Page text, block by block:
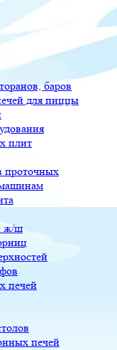
баров
для пиццы
плит
проточных
ж/ш
печей
печей